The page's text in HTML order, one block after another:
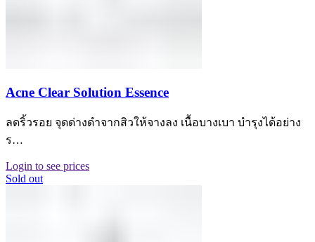
Acne Clear Solution Essence
ลดริ้วรอย จุดด่างดำจากสิวให้จางลง เนื้อบางเบา บำรุงได้อย่าง
ร…
Login to see prices
Sold out